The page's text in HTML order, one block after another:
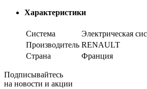
Характеристики
Система
Электрическая
Производитель RENAULT
Страна
Франция
Подписывайтесь
на новости и акции